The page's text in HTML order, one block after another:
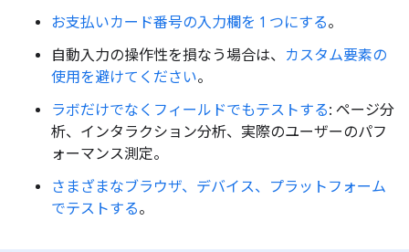
お支払いカード番号の入力欄を 1 つにする。
自動入力の操作性を損なう場合は、 カスタム要素の
使用を避けてください。
ラボだけでなくフィールドでもテストする: ページ分
析、インタラクション分析、実際のユーザーのパフ
ォーマンス測定。
さまざまなブラウザ、デバイス、プラットフォーム
でテストする。